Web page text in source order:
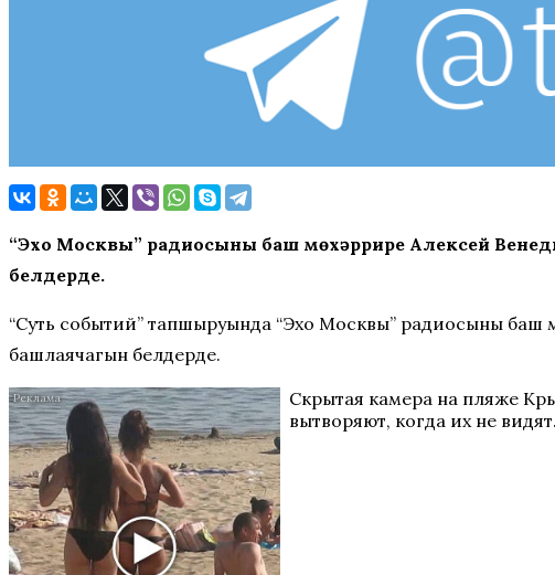
“Эхо Москвы” радиосының баш мөхәррире Алексей
белдерде.
“Суть событий” тапшыруында “Эхо Москвы” радиосының
башлаячагын белдерде.
Скрытая камера на пляже
вытворяют, когда их не